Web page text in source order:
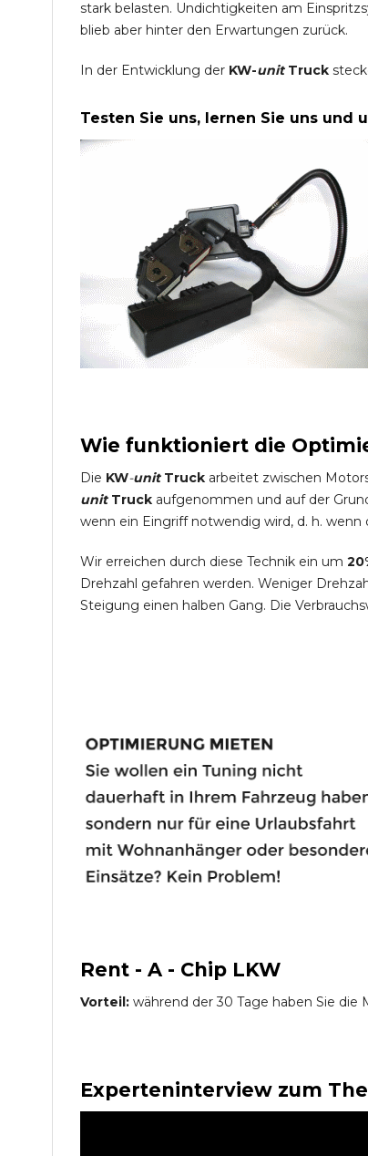
stark belasten. Undichtigkeiten am
blieb aber hinter den Erwartungen zurück.
In der Entwicklung der KW-unitTruck
Testen Sie uns, lernen Sie uns und
Wie funktioniert die
Die KW-unit Truck arbeitet zwischen
unit Truck aufgenommen und auf der
wenn ein Eingriff notwendig wird, d. h.
Wir erreichen durch diese Technik ein um
Drehzahl gefahren werden. Weniger
Steigung einen halben Gang. Die
Rent - A - Chip LKW
Vorteil: während der 30 Tage haben Sie die
Experteninterview zum